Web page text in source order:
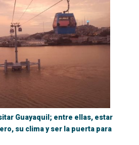
Guayaquil; entre ellas, estar
su clima y ser la puerta para